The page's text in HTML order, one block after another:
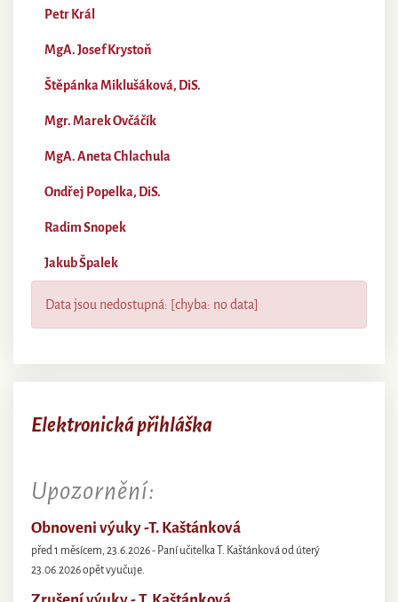
Petr Král
MgA. Josef Krystoň
Štěpánka Miklušáková, DiS.
Mgr. Marek Ovčáčík
MgA. Aneta Chlachula
Ondřej Popelka, DiS.
Radim Snopek
Jakub Špalek
Data jsou nedostupná: [chyba: no data]
Elektronická přihláška
Upozornění:
Obnoveni výuky -T. Kaštánková
před 1 měsícem, 23.6.2026 - Paní učitelka T. Kaštánková od úterý
23.06.2026 opět vyučuje.